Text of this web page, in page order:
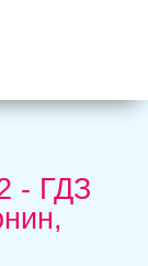
- ГДЗ